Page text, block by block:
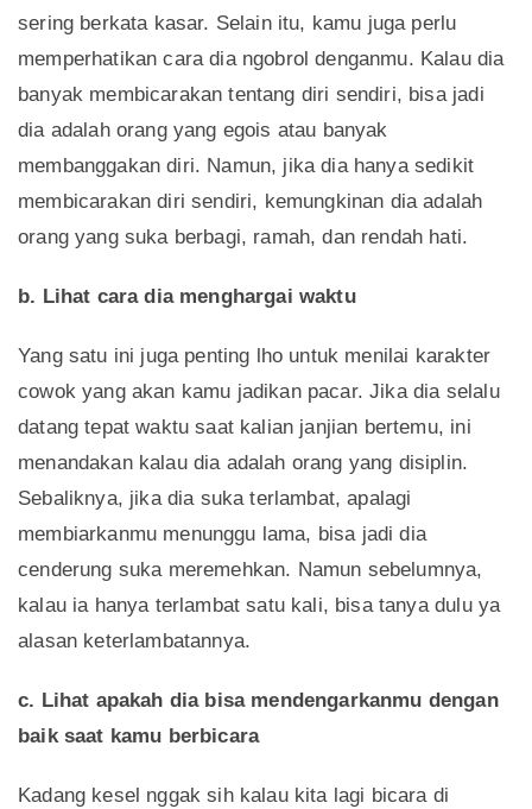
sering berkata kasar. Selain itu, kamu juga perlu
memperhatikan cara dia ngobrol denganmu. Kalau dia
banyak membicarakan tentang diri sendiri, bisa jadi
dia adalah orang yang egois atau banyak
membanggakan diri. Namun, jika dia hanya sedikit
membicarakan diri sendiri, kemungkinan dia adalah
orang yang suka berbagi, ramah, dan rendah hati.
b. Lihat cara dia menghargai waktu
Yang satu ini juga penting lho untuk menilai karakter
cowok yang akan kamu jadikan pacar. Jika dia selalu
datang tepat waktu saat kalian janjian bertemu, ini
menandakan kalau dia adalah orang yang disiplin.
Sebaliknya, jika dia suka terlambat, apalagi
membiarkanmu menunggu lama, bisa jadi dia
cenderung suka meremehkan. Namun sebelumnya,
kalau ia hanya terlambat satu kali, bisa tanya dulu ya
alasan keterlambatannya.
c. Lihat apakah dia bisa mendengarkanmu dengan
baik saat kamu berbicara
Kadang kesel nggak sih kalau kita lagi bicara di